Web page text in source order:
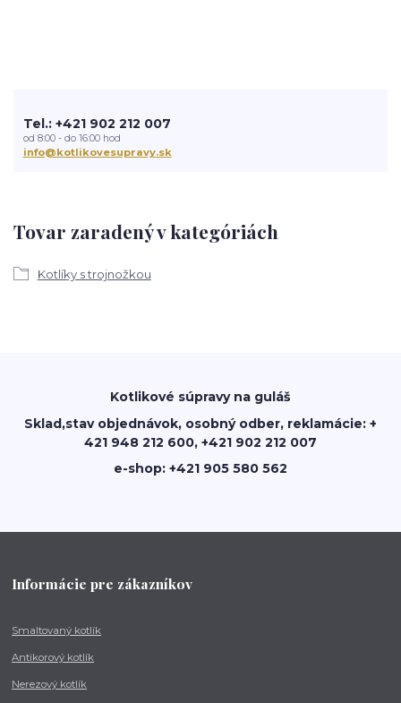
Tovar zaradený v kategóriách
Kotlíky s trojnožkou
Tel.: +421 902 212 007
od 8:00 - do 16:00 hod
info@kotlikovesupravy.sk
Kotlikové súpravy na guláš
Sklad,stav objednávok, osobný odber, reklamácie: +
421 948 212 600, +421 902 212 007
e-shop: +421 905 580 562
Informácie pre zákazníkov
Smaltovaný kotlík
Antikorový kotlík
Nerezový kotlík